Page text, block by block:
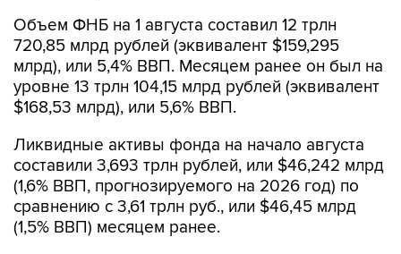
Объем ФНБ на 1 августа составил 12 трлн
720,85 млрд рублей (эквивалент $159,295
млрд), или 5,4% ВВП. Месяцем ранее он был на
уровне 13 трлн 104,15 млрд рублей (эквивалент
$168,53 млрд), или 5,6% ВВП.
Ликвидные активы фонда на начало августа
составили 3,693 трлн рублей, или $46,242 млрд
(1,6% ВВП, прогнозируемого на 2026 год) по
сравнению с 3,61 трлн руб., или $46,45 млрд
(1,5% ВВП) месяцем ранее.